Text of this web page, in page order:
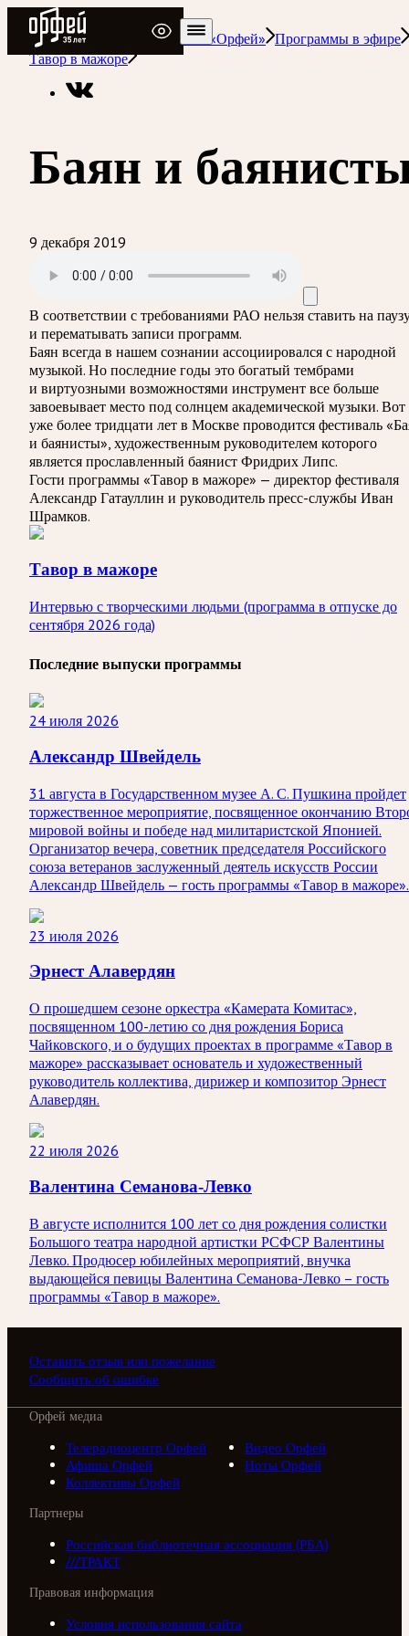
Радио Орфей
Радио классической музыки «Орфей» Программы в эфире
Тавор в мажоре
Баян и
9 декабря 2019
В соответствии с требованиями РАО нельзя ставить на
и перематывать записи программ.
Баян всегда в нашем сознании ассоциировался с народной
музыкой. Но последние годы это богатый тембрами
и виртуозными возможностями инструмент все больше
завоевывает место под солнцем академической музыки. Вот
уже более тридцати лет в Москве проводится фестиваль
и баянисты», художественным руководителем которого
является прославленный баянист Фридрих Липс.
Гости программы «Тавор в мажоре» — директор фестиваля
Александр Гатауллин и руководитель пресс-службы Иван
Шрамков.
Тавор в мажоре
Интервью с творческими людьми (программа в отпуске до
сентября 2026 года)
Последние выпуски программы
24 июля 2026
Александр Швейдель
31 августа в Государственном музее А. С. Пушкина пройдет
торжественное мероприятие, посвященное окончанию
мировой войны и победе над милитаристской Японией.
Организатор вечера, советник председателя Российского
союза ветеранов заслуженный деятель искусств России
Александр Швейдель — гость программы «Тавор в мажоре».
23 июля 2026
Эрнест Алавердян
О прошедшем сезоне оркестра «Камерата Комитас»,
посвященном 100-летию со дня рождения Бориса
Чайковского, и о будущих проектах в программе «Тавор в
мажоре» рассказывает основатель и художественный
руководитель коллектива, дирижер и композитор Эрнест
Алавердян.
22 июля 2026
Валентина Семанова-Левко
В августе исполнится 100 лет со дня рождения солистки
Большого театра народной артистки РСФСР Валентины
Левко. Продюсер юбилейных мероприятий, внучка
выдающейся певицы Валентина Семанова-Левко – гость
программы «Тавор в мажоре».
Оставить отзыв или пожелание
Сообщить об ошибке
Орфей медиа
Телерадиоцентр Орфей
Видео Орфей
Афиша Орфей
Ноты Орфей
Коллективы Орфей
Партнеры
Российская библиотечная ассоциация (РБА)
///ТРАКТ
Правовая информация
Условия использования сайта